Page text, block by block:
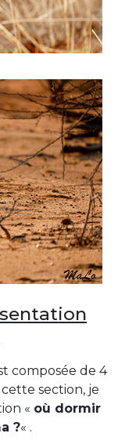
composée de 4
section, je
« où dormir
?« .